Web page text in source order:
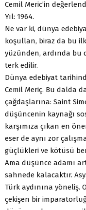
Cemil Meric’in
Yıl: 1964.
Ne var ki, dünya
koşullan, biraz da bu ilk
yüzünden, ardında bu
terk edilir.
Dünya edebiyat
Cemil Meriç. Bu dalda
çağdaşlarına: Saint
düşüncenin kaynağı
karşımıza çıkan en
eser de aynı zor
güçlükleri ve kötüsü
Ama düşünce adamı
sahnede kalacaktır.
Türk aydınına yöneliş.
çekişen bir